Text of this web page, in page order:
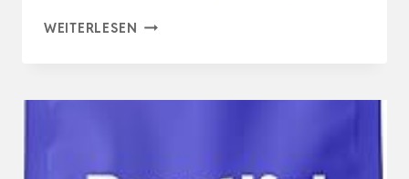
WEITERLESEN PRO